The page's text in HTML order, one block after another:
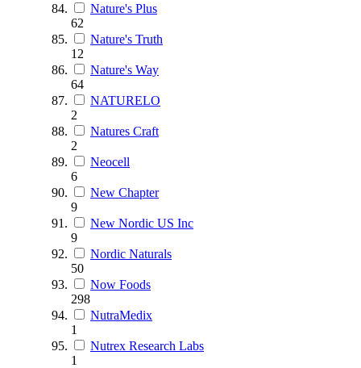
Nature's Plus
62
Nature's Truth
12
Nature's Way
64
NATURELO
2
Natures Craft
2
Neocell
6
New Chapter
9
New Nordic US Inc
9
Nordic Naturals
50
Now Foods
298
NutraMedix
1
Nutrex Research Labs
1